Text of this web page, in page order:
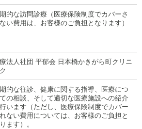
的な訪問診療（医療保険制度でカバーさ
い費用は、お客様のご負担となります）
法人社団 平郁会 日本橋かきがら町クリニ
的な往診、健康に関する指導、医療につ
の相談、そして適切な医療施設への紹介
います（ただし、医療保険制度でカバー
ない費用については、お客様のご負担と
ます）。